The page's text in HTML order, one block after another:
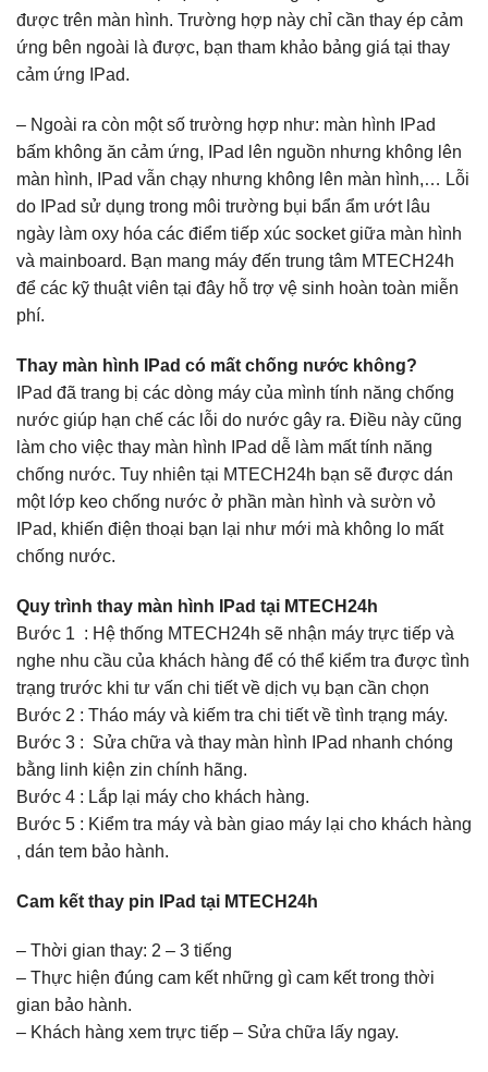
được trên màn hình. Trường hợp này chỉ cần thay ép cảm
ứng bên ngoài là được, bạn tham khảo bảng giá tại thay
cảm ứng IPad.
– Ngoài ra còn một số trường hợp như: màn hình IPad
bấm không ăn cảm ứng, IPad lên nguồn nhưng không lên
màn hình, IPad vẫn chạy nhưng không lên màn hình,… Lỗi
do IPad sử dụng trong môi trường bụi bẩn ẩm ướt lâu
ngày làm oxy hóa các điểm tiếp xúc socket giữa màn hình
và mainboard. Bạn mang máy đến trung tâm MTECH24h
để các kỹ thuật viên tại đây hỗ trợ vệ sinh hoàn toàn miễn
phí.
Thay màn hình IPad có mất chống nước không?
IPad đã trang bị các dòng máy của mình tính năng chống
nước giúp hạn chế các lỗi do nước gây ra. Điều này cũng
làm cho việc thay màn hình IPad dễ làm mất tính năng
chống nước. Tuy nhiên tại MTECH24h bạn sẽ được dán
một lớp keo chống nước ở phần màn hình và sườn vỏ
IPad, khiến điện thoại bạn lại như mới mà không lo mất
chống nước.
Quy trình thay màn hình IPad tại MTECH24h
Bước 1 : Hệ thống MTECH24h sẽ nhận máy trực tiếp và
nghe nhu cầu của khách hàng để có thể kiểm tra được tình
trạng trước khi tư vấn chi tiết về dịch vụ bạn cần chọn
Bước 2 : Tháo máy và kiếm tra chi tiết về tình trạng máy.
Bước 3 : Sửa chữa và thay màn hình IPad nhanh chóng
bằng linh kiện zin chính hãng.
Bước 4 : Lắp lại máy cho khách hàng.
Bước 5 : Kiểm tra máy và bàn giao máy lại cho khách hàng
, dán tem bảo hành.
Cam kết thay pin IPad tại MTECH24h
– Thời gian thay: 2 – 3 tiếng
– Thực hiện đúng cam kết những gì cam kết trong thời
gian bảo hành.
– Khách hàng xem trực tiếp – Sửa chữa lấy ngay.